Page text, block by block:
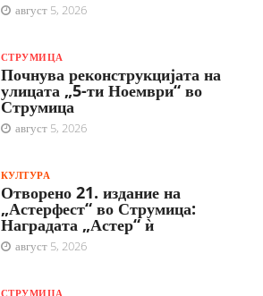
август 5, 2026
СТРУМИЦА
Почнува реконструкцијата на
улицата „5-ти Ноември“ во
Струмица
август 5, 2026
КУЛТУРА
Отворено 21. издание на
„Астерфест“ во Струмица:
Наградата „Астер“ ѝ
август 5, 2026
СТРУМИЦА